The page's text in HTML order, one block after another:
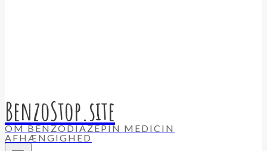
BenzoStop.site
OM BENZODIAZEPIN MEDICIN
AFHÆNGIGHED